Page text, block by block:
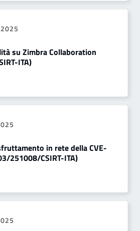
su Zimbra Collaboration
ITA)
in rete della CVE-
251008/CSIRT-ITA)